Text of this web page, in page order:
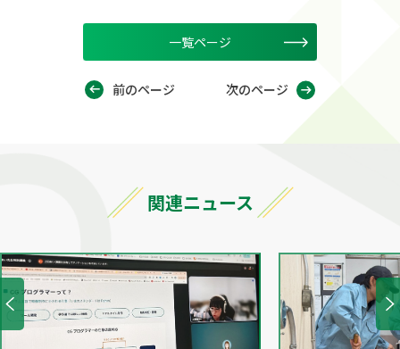
前のページ
一覧ページ
次のページ
関連ニュース